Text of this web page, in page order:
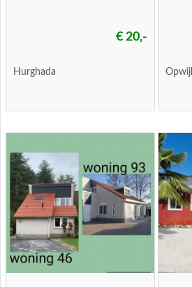
€ 20,-
Hurghada